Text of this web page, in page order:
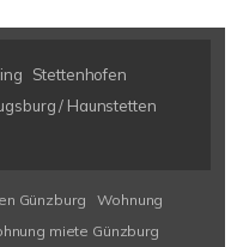
Stettenhofen
/ Haunstetten
Günzburg
Wohnung
miete Günzburg